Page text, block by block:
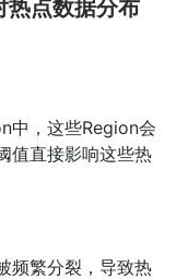
热点数据分布
中，这些Region会
值直接影响这些热
频繁分裂，导致热